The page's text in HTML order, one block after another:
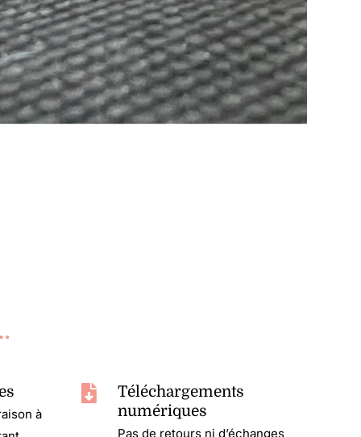
à
Téléchargements
numériques
Pas de retours ni d’échanges